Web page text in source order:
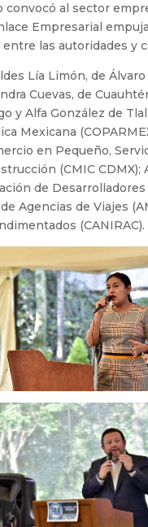
al sector
Empresarial
las autoridades y
Lía Limón, de
Cuevas, de
y Alfa González de
Mexicana
en Pequeño,
(CMIC
de
Agencias de Viajes
(CANIRAC).